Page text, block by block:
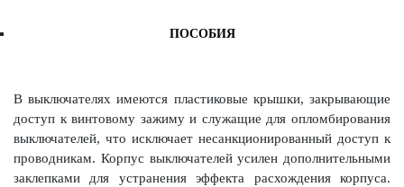
ПОСОБИЯ
В выключателях имеются пластиковые крышки, закрывающие
доступ к винтовому зажиму и служащие для опломбирования
выключателей, что исключает несанкционированный доступ к
проводникам. Корпус выключателей усилен дополнительными
заклепками для устранения эффекта расхождения корпуса.